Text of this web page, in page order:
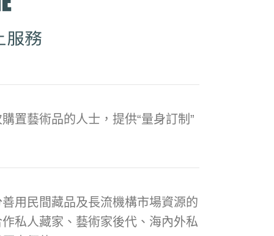
置藝術品的人士，提供“量身訂制”
用民間藏品及長流機構市場資源的
私人藏家、藝術家後代、海內外私